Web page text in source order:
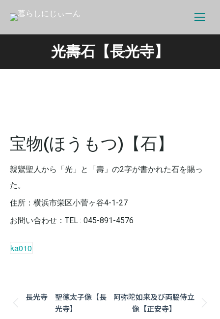
光壽石【長光寺】
宝物(ほうもつ)【石】
親鸞聖人から「光」と「壽」の2字が書かれた石を賜っ
た。
住所：横浜市栄区小菅ヶ谷4-1-27
お問い合わせ：TEL : 045-891-4576
ka010
Post
navigation
Previous
長光寺 聖徳太子像【長
光寺】
Next
阿弥陀如来及び両脇侍立
像【正安寺】